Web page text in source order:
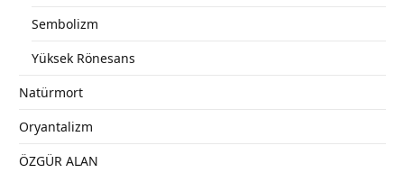
Sembolizm
Yüksek Rönesans
Natürmort
Oryantalizm
ÖZGÜR ALAN